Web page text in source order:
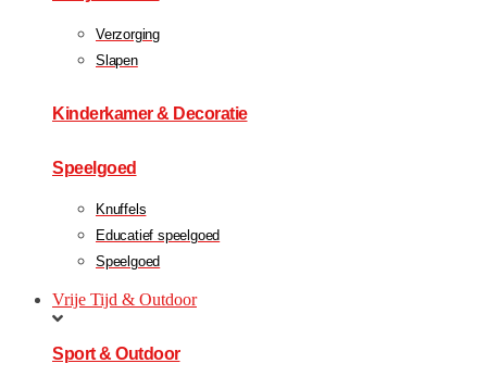
Verzorging
Slapen
Kinderkamer & Decoratie
Speelgoed
Knuffels
Educatief speelgoed
Speelgoed
Vrije Tijd & Outdoor
Sport & Outdoor